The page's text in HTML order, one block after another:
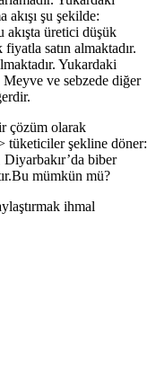
şu şekilde:
üretici düşük
satın almaktadır.
Yukardaki
ve sebzede diğer
çözüm olarak
tüketiciler şekline döner:
biber
mümkün mü?
ihmal